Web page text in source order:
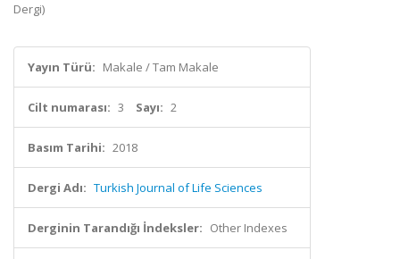
Dergi)
Yayın Türü: Makale / Tam Makale
Cilt numarası: 3 Sayı: 2
Basım Tarihi: 2018
Dergi Adı: Turkish Journal of Life Sciences
Derginin Tarandığı İndeksler: Other Indexes